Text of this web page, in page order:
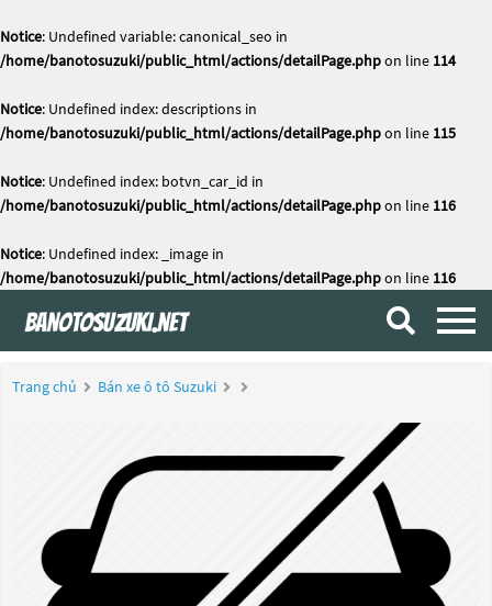
Notice: Undefined variable: canonical_seo in
/home/banotosuzuki/public_html/actions/detailPage.phpon line 114
Notice: Undefined index: descriptions in
/home/banotosuzuki/public_html/actions/detailPage.phpon line 115
Notice: Undefined index: botvn_car_id in
/home/banotosuzuki/public_html/actions/detailPage.phpon line 116
Notice: Undefined index: _image in
/home/banotosuzuki/public_html/actions/detailPage.phpon line 116
Trang chủ Bán xe ô tô Suzuki